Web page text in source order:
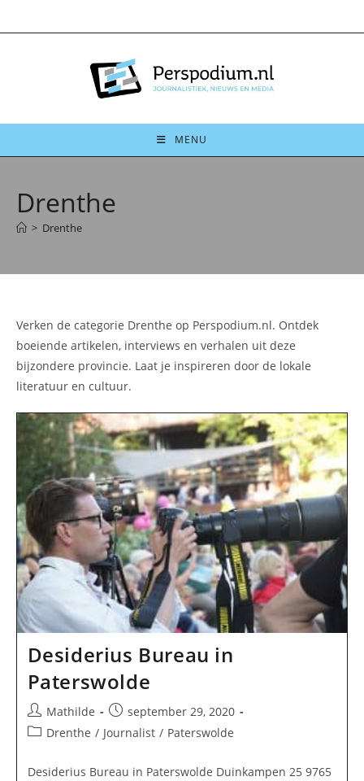
naar
MENU
Drenthe
> Drenthe
Verken de categorie Drenthe op Perspodium.nl. Ontdek
boeiende artikelen, interviews en verhalen uit deze
bijzondere provincie. Laat je inspireren door de lokale
literatuur en cultuur.
Desiderius Bureau in
Paterswolde
Bericht
auteur:
Mathilde
Bericht
gepubliceerd
september 29, 2020
Berichtcategorie:
Drenthe / Journalist / Paterswolde
Desiderius Bureau in Paterswolde Duinkampen 25 9765